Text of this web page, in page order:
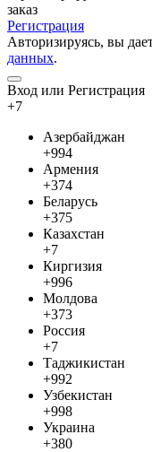
заказ
Регистрация
данных.
Вход или Регистрация
+7
Азербайджан
+994
Армения
+374
Беларусь
+375
Казахстан
+7
Киргизия
+996
Молдова
+373
Россия
+7
Таджикистан
+992
Узбекистан
+998
Украина
+380